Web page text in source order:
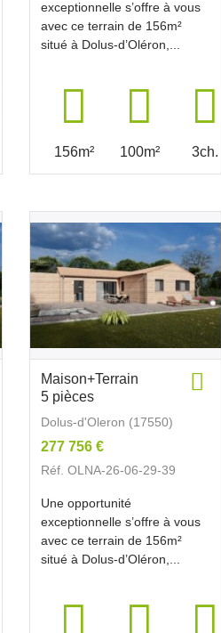
exceptionnelle s’offre à vous
avec ce terrain de 156m²
situé à Dolus-d’Oléron,...
156m² 100m² 3ch.
Maison+Terrain
5 pièces
Dolus-d'Oleron (17550)
277 756 €
Réf. OLNA-26-06-29-39
Une opportunité
exceptionnelle s’offre à vous
avec ce terrain de 156m²
situé à Dolus-d’Oléron,...